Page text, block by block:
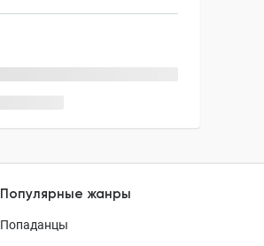
Популярные жанры
Попаданцы